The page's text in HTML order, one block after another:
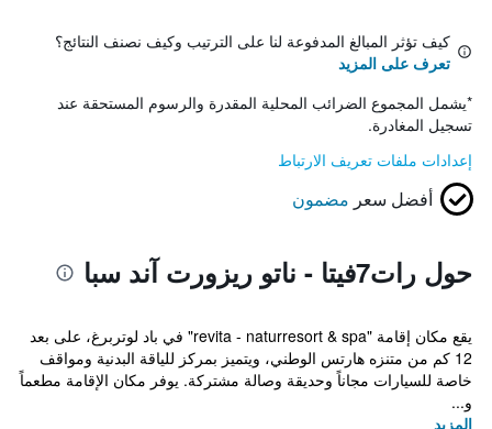
كيف تؤثر المبالغ المدفوعة لنا على الترتيب وكيف نصنف النتائج؟
تعرف على المزيد
*يشمل المجموع الضرائب المحلية المقدرة والرسوم المستحقة عند
تسجيل المغادرة.
إعدادات ملفات تعريف الارتباط
أفضل سعر مضمون
حول رات7فيتا - ناتو ريزورت آند سبا
يقع مكان إقامة "revita - naturresort & spa" في باد لوتربرغ، على بعد
12 كم من متنزه هارتس الوطني، ويتميز بمركز للياقة البدنية ومواقف
خاصة للسيارات مجاناً وحديقة وصالة مشتركة. يوفر مكان الإقامة مطعماً
و...
المزيد